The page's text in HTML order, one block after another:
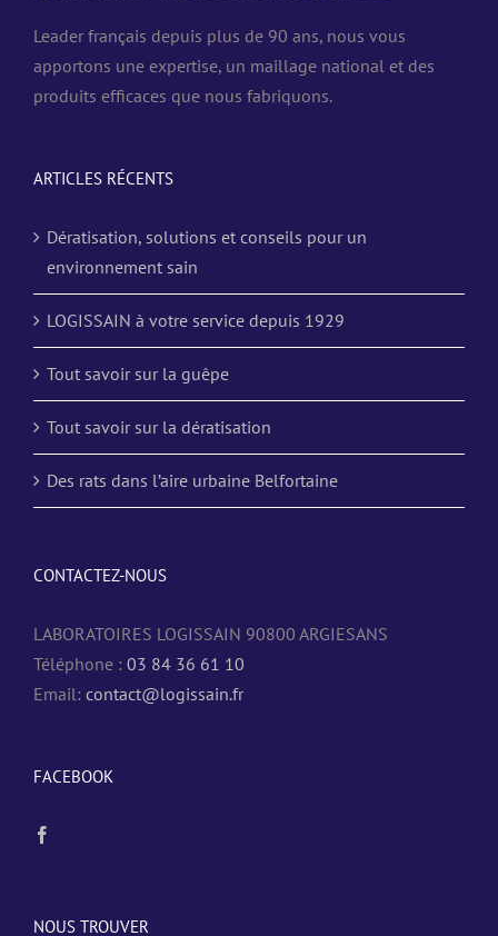
Leader français depuis plus de 90 ans, nous vous
apportons une expertise, un maillage national et des
produits efficaces que nous fabriquons.
ARTICLES RÉCENTS
Dératisation, solutions et conseils pour un
environnement sain
LOGISSAIN à votre service depuis 1929
Tout savoir sur la guêpe
Tout savoir sur la dératisation
Des rats dans l’aire urbaine Belfortaine
CONTACTEZ-NOUS
LABORATOIRES LOGISSAIN 90800 ARGIESANS
Téléphone : 03 84 36 61 10
Email: contact@logissain.fr
FACEBOOK
NOUS TROUVER